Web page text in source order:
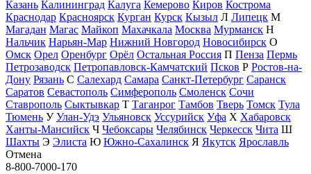
Казань Калининград Калуга Кемерово Киров Кострома
Краснодар Красноярск Курган Курск Кызыл Л Липецк М
Магадан Магас Майкоп Махачкала Москва Мурманск Н
Нальчик Нарьян-Мар Нижний Новгород Новосибирск О
Омск Орел Оренбург Орёл Остальная Россия П Пенза Пермь
Петрозаводск Петропавловск-Камчатский Псков Р Ростов-на-
Дону Рязань С Салехард Самара Санкт-Петербург Саранск
Саратов Севастополь Симферополь Смоленск Сочи
Ставрополь Сыктывкар Т Таганрог Тамбов Тверь Томск Тула
Тюмень У Улан-Удэ Ульяновск Уссурийск Уфа Х Хабаровск
Ханты-Мансийск Ч Чебоксары Челябинск Черкесск Чита Ш
Шахты Э Элиста Ю Южно-Сахалинск Я Якутск Ярославль
Отмена
8-800-7000-170